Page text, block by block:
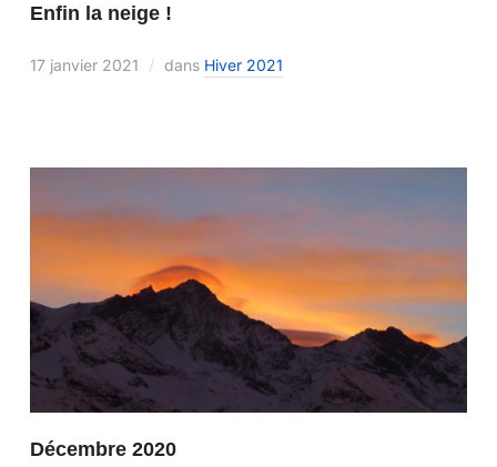
Enfin la neige !
17 janvier 2021 dans Hiver 2021
Décembre 2020